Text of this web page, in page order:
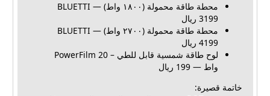
محطة طاقة محمولة (١٨٠٠ واط) BLUETTI —
3199 ريال
محطة طاقة محمولة (٢٧٠٠ واط) BLUETTI —
4199 ريال
لوح طاقة شمسية قابل للطي – PowerFilm 20
واط — 199 ريال
خاتمة قصيرة: